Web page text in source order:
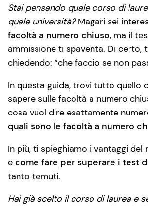
Stai pensando quale corso di
quale università?Magari sei
facoltà a numero chiuso, ma il
ammissione ti spaventa. Di certo,
chiedendo: “che faccio se non
In questa guida, trovi tutto quello
sapere sulle facoltà a numero
cosa vuol dire esattamente
quali sono le facoltà a numero
In più, ti spieghiamo i vantaggi del
e come fare per superare i test
tanto temuti.
Hai già scelto il corso di laurea e